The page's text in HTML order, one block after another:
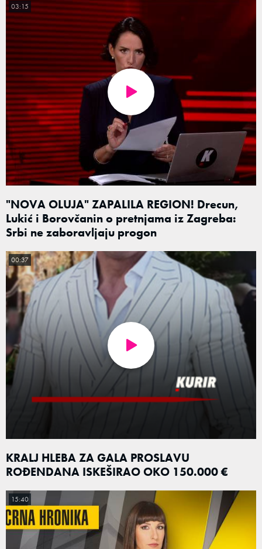
"NOVA OLUJA" ZAPALILA REGION! Drecun,
Lukić i Borovčanin o pretnjama iz Zagreba:
Srbi ne zaboravljaju progon
03:15
KRALJ HLEBA ZA GALA PROSLAVU
ROĐENDANA ISKEŠIRAO OKO 150.000 €
00:37
15:40